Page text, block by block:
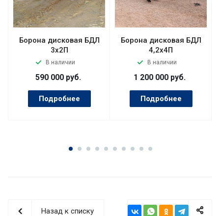
Борона дисковая БДЛ
3х2П
В наличии
590 000 руб.
Подробнее
Борона дисковая БДЛ
4,2х4П
В наличии
1 200 000 руб.
Подробнее
Назад к списку